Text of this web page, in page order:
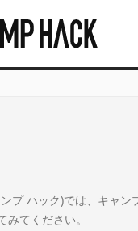
プ ハック)では、キャ
てください。